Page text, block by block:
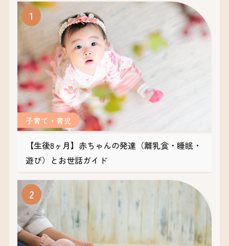
【生後8ヶ月】赤ちゃんの発達（離乳食・睡眠・
遊び）とお世話ガイド
子育て・育児